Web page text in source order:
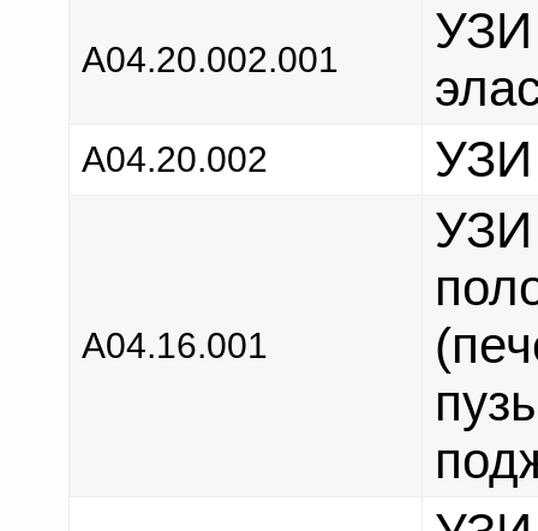
А04.20.002.001
УЗИ
А04.20.002 УЗИ
A04.16.001
УЗИ